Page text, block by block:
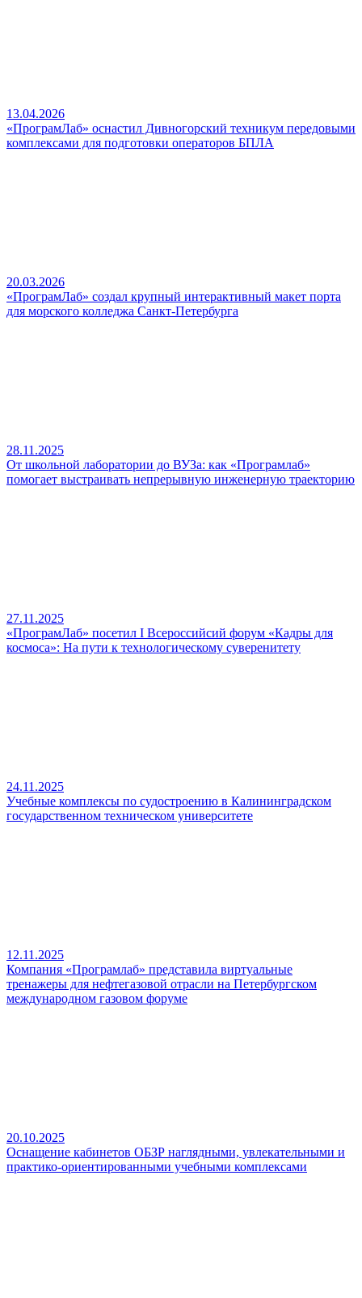
13.04.2026
«ПрограмЛаб» оснастил Дивногорский техникум передовыми
комплексами для подготовки операторов БПЛА
20.03.2026
«ПрограмЛаб» создал крупный интерактивный макет порта
для морского колледжа Санкт-Петербурга
28.11.2025
От школьной лаборатории до ВУЗа: как «Програмлаб»
помогает выстраивать непрерывную инженерную траекторию
27.11.2025
«ПрограмЛаб» посетил I Всероссийсий форум «Кадры для
космоса»: На пути к технологическому суверенитету
24.11.2025
Учебные комплексы по судостроению в Калининградском
государственном техническом университете
12.11.2025
Компания «Програмлаб» представила виртуальные
тренажеры для нефтегазовой отрасли на Петербургском
международном газовом форуме
20.10.2025
Оснащение кабинетов ОБЗР наглядными, увлекательными и
практико‑ориентированными учебными комплексами